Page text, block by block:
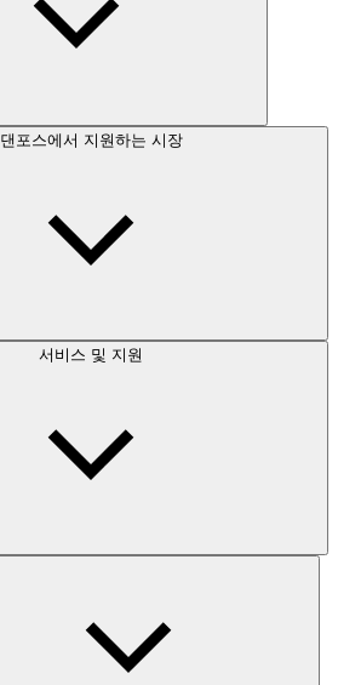
댄포스에서 지원하는 시장
서비스 및 지원